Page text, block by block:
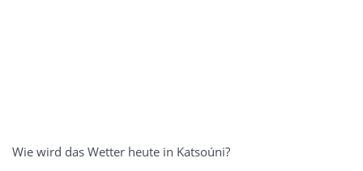
Wie wird das Wetter heute in Katsoúni?